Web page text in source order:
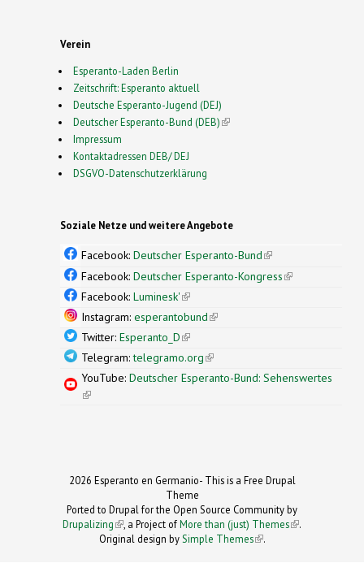
Verein
Esperanto-Laden Berlin
Zeitschrift: Esperanto aktuell
Deutsche Esperanto-Jugend (DEJ)
Deutscher Esperanto-Bund (DEB)(link is external)
Impressum
Kontaktadressen DEB/ DEJ
DSGVO-Datenschutzerklärung
Soziale Netze und weitere Angebote
Facebook: Deutscher Esperanto-Bund(link is
external)
Facebook: Deutscher Esperanto-Kongress(link is
Facebook: Luminesk'(link is external)
Instagram: esperantobund(link is external)
Twitter: Esperanto_D(link is external)
Telegram:telegramo.org(link is external)
YouTube: Deutscher Esperanto-Bund: Sehenswertes
(link is external)
2026 Esperanto en Germanio- This is a Free Drupal
Theme
Ported to Drupal for the Open Source Community by
Drupalizing(link is external)
, a Project ofMore than (just) Themes (link is
.
Original design bySimple Themes
(link is
.